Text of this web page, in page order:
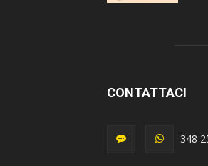
CONTATTACI
348